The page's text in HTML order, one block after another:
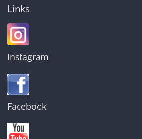
Links
Instagram
Facebook